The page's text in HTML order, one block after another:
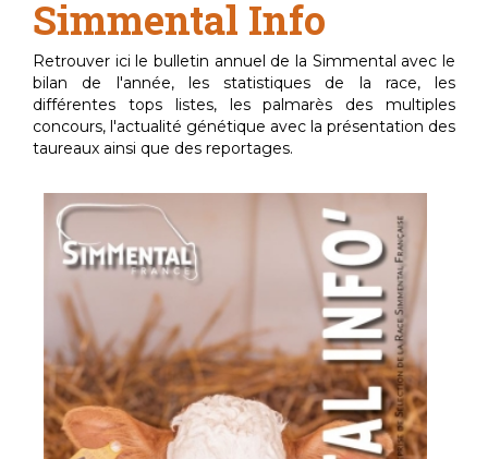
Simmental Info
Retrouver ici le bulletin annuel de la Simmental avec le
bilan de l'année, les statistiques de la race, les
différentes tops listes, les palmarès des multiples
concours, l'actualité génétique avec la présentation des
taureaux ainsi que des reportages.